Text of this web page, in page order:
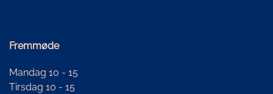
Fremmøde
Mandag 10 - 15
Tirsdag 10 - 15